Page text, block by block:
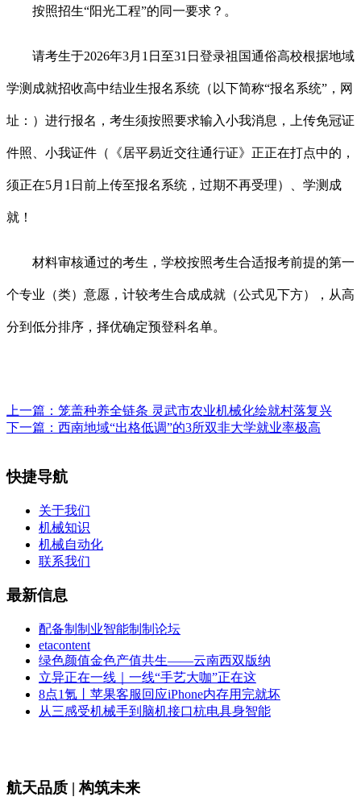
按照招生“阳光工程”的同一要求？。
请考生于2026年3月1日至31日登录祖国通俗高校根据地域
学测成就招收高中结业生报名系统（以下简称“报名系统”，网
址：）进行报名，考生须按照要求输入小我消息，上传免冠证
件照、小我证件（《居平易近交往通行证》正正在打点中的，
须正在5月1日前上传至报名系统，过期不再受理）、学测成
就！
材料审核通过的考生，学校按照考生合适报考前提的第一
个专业（类）意愿，计较考生合成成就（公式见下方），从高
分到低分排序，择优确定预登科名单。
上一篇： 笼盖种养全链条 灵武市农业机械化绘就村落复兴
下一篇： 西南地域“出格低调”的3所双非大学就业率极高
快捷导航
关于我们
机械知识
机械自动化
联系我们
最新信息
配备制制业智能制制论坛
etacontent
绿色颜值金色产值共生——云南西双版纳
立异正在一线｜一线“手艺大咖”正在这
8点1氪丨苹果客服回应iPhone内存用完就坏
从三感受机械手到脑机接口杭电具身智能
航天品质 | 构筑未来